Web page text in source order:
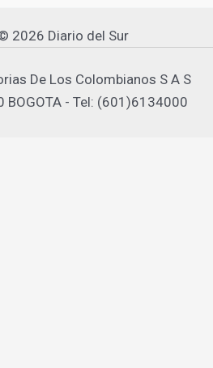
2026 Diario del Sur
De Los Colombianos S A S
BOGOTA - Tel: (601)6134000